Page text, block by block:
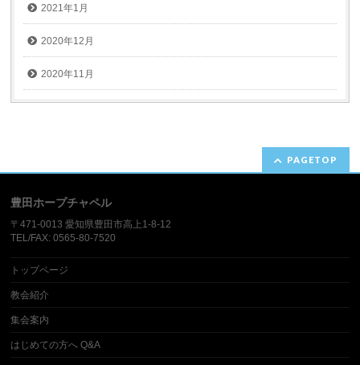
2021年1月
2020年12月
2020年11月
PAGETOP
豊田ホープチャペル
〒471-0013 愛知県豊田市高上1-8-12​
TEL/FAX: 0565-80-7520
トップページ
教会紹介
集会案内
はじめての方へ Q&A